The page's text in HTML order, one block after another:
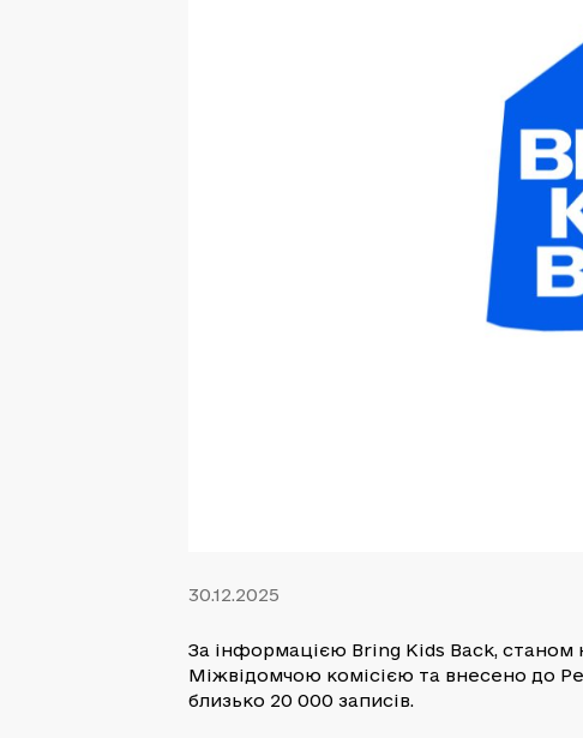
30.12.2025
За інформацією Bring Kids Back, станом
Міжвідомчою комісією та внесено до
близько 20 000 записів.